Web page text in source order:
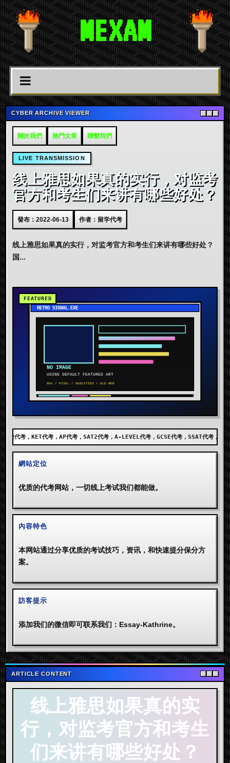
MEXAM
CYBER ARCHIVE VIEWER
關於我們 熱門文章 聯繫我們
LIVE TRANSMISSION
线上雅思如果真的实行，对监考
官方和考生们来讲有哪些好处？
發布：2022-06-13 作者：留学代考
线上雅思如果真的实行，对监考官方和考生们来讲有哪些好处？
国...
AP代考，SAT2代考，A-LEVEL代考，GCSE代考，SSAT代考，出国留学代考，
網站定位
优质的代考网站，一切线上考试我们都能做。
內容特色
本网站通过分享优质的考试技巧，资讯，和快速提分保分方
案。
訪客提示
添加我们的微信即可联系我们：Essay-Kathrine。
ARTICLE CONTENT
线上雅思如果真的实
行，对监考官方和考生
们来讲有哪些好处？